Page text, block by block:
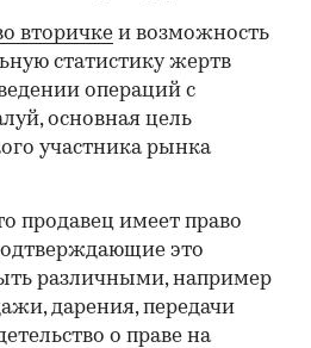
вторичке и возможность
статистику жертв
операций с
основная цель
участника рынка
продавец имеет право
это
различными, например
дарения, передачи
о праве на